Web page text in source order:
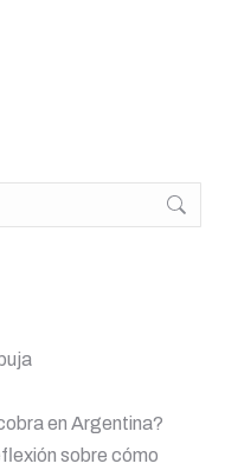
en Argentina?
sobre cómo